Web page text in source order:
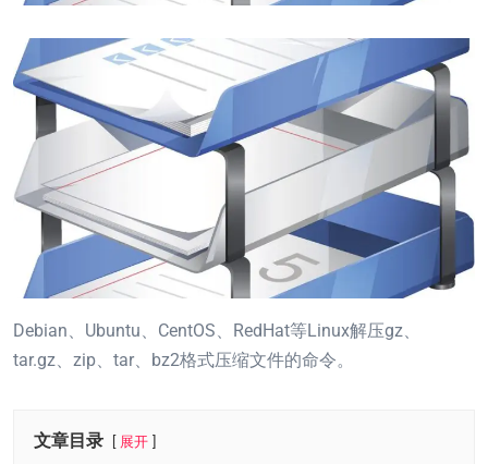
Debian、Ubuntu、CentOS、RedHat等Linux解压gz、
tar.gz、zip、tar、bz2格式压缩文件的命令。
文章目录 展开